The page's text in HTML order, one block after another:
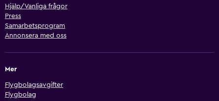
Hjälp/Vanliga frågor
Press
Samarbetsprogram
Annonsera med oss
Mer
Flygbolagsavgifter
Flygbolag